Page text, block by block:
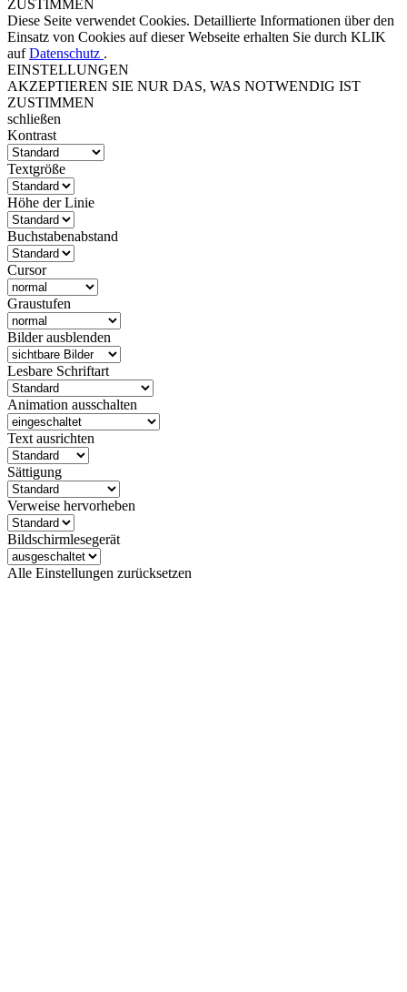
ZUSTIMMEN
Diese Seite verwendet Cookies. Detaillierte Informationen über den
Einsatz von Cookies auf dieser Webseite erhalten Sie durch KLIK
aufDatenschutz .
EINSTELLUNGEN
AKZEPTIEREN SIE NUR DAS, WAS NOTWENDIG IST
ZUSTIMMEN
schließen
Kontrast
Textgröße
Höhe der Linie
Buchstabenabstand
Cursor
Graustufen
Bilder ausblenden
Lesbare Schriftart
Animation ausschalten
Text ausrichten
Sättigung
Verweise hervorheben
Bildschirmlesegerät
Alle Einstellungen zurücksetzen